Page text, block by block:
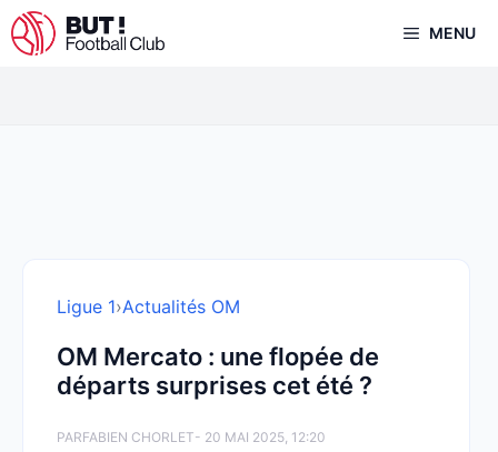
Aller
au
MENU
Ligue 1›Actualités OM
OM Mercato : une flopée de
départs surprises cet été ?
PARFABIEN CHORLET- 20 MAI 2025, 12:20